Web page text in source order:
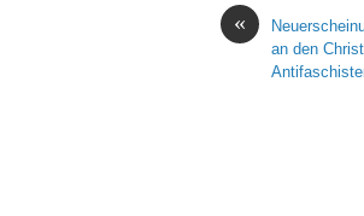
«
an den